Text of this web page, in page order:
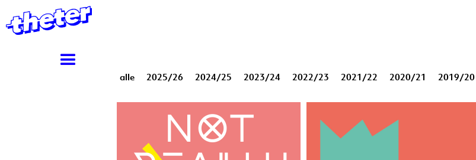
alle 2025/26 2024/25 2023/24 2022/23 2021/22 2020/21 2019/20